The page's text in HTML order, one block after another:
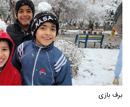
برف بازی